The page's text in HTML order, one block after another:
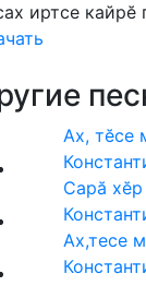
иртсе кайрӗ
Ах, тĕсе
Сарă хӗр
Ах,тесе